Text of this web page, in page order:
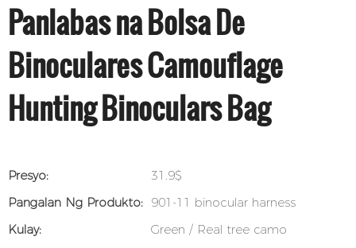
Panlabas na Bolsa De
Binoculares Camouflage
Hunting Binoculars Bag
Presyo:
31.9$
Pangalan Ng Produkto: 901-11 binocular harness
Kulay:
Green / Real tree camo